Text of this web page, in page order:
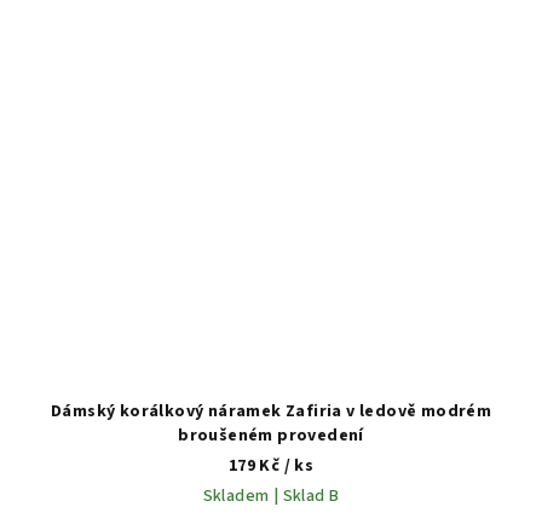
Dámský korálkový náramek Zafiria v ledově modrém
broušeném provedení
179 Kč / ks
Skladem | Sklad B